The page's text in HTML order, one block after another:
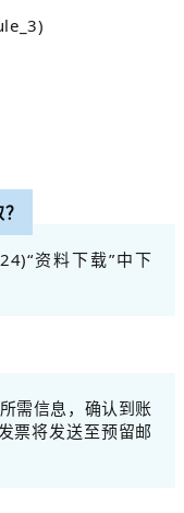
资料下载”中下
需信息，确认到账
票将发送至预留邮